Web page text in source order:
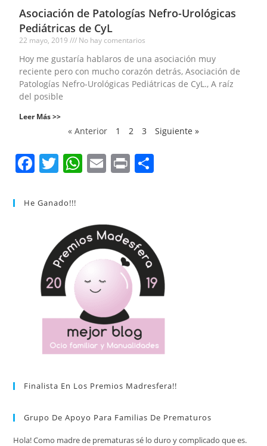
Asociación de Patologías Nefro-Urológicas
Pediátricas de CyL
22 mayo, 2019 No hay comentarios
Hoy me gustaría hablaros de una asociación muy
reciente pero con mucho corazón detrás, Asociación de
Patologías Nefro-Urológicas Pediátricas de CyL., A raíz
del posible
Leer Más >>
« Anterior 1 2 3 Siguiente »
F
c
o
o
k
T
itt
W
s
A
p
p
E
l
Pr
tir
He Ganado!!!
Finalista En Los Premios Madresfera!!
Grupo De Apoyo Para Familias De Prematuros
Hola! Como madre de prematuras sé lo duro y complicado que es.